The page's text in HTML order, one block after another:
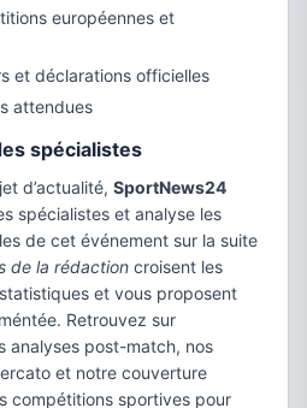
européennes et
et déclarations officielles
attendues
spécialistes
d’actualité, SportNews24
spécialistes et analyse les
de cet événement sur la suite
de la rédaction croisent les
et vous proposent
Retrouvez sur
analyses post-match, nos
et notre couverture
compétitions sportives pour